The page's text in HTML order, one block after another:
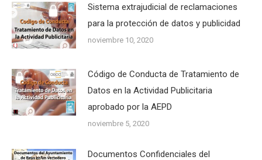
Sistema extrajudicial de reclamaciones
para la protección de datos y publicidad
noviembre 10, 2020
Código de Conducta de Tratamiento de
Datos en la Actividad Publicitaria
aprobado por la AEPD
noviembre 5, 2020
Documentos Confidenciales del